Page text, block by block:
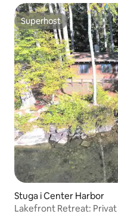
Superhost
Superhost
Stuga i Center Harbor
Lakefront Retreat: